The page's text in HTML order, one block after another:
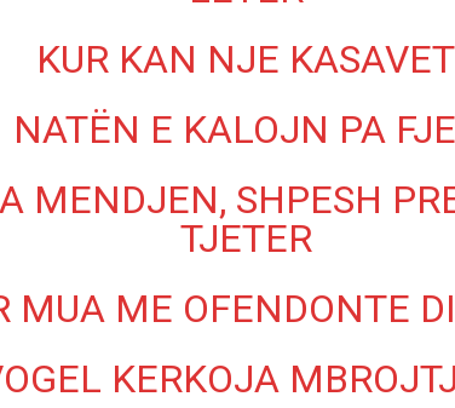
KUR KAN NJE KASAVET
NATËN E KALOJN PA
MENDJEN, SHPESH
TJETER
MUA ME OFENDONTE
KERKOJA